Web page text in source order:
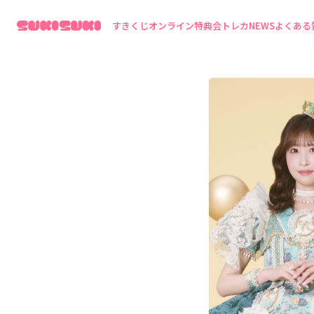
すきくじオンライン特典会 トレカNEWSよくある